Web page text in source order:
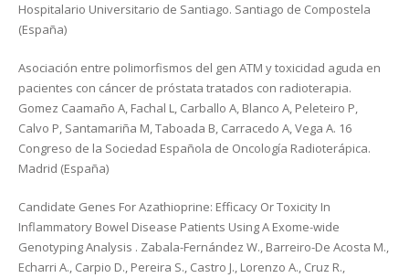
Hospitalario Universitario de Santiago. Santiago de Compostela
(España)
Asociación entre polimorfismos del gen ATM y toxicidad aguda en
pacientes con cáncer de próstata tratados con radioterapia.
Gomez Caamaño A, Fachal L, Carballo A, Blanco A, Peleteiro P,
Calvo P, Santamariña M, Taboada B, Carracedo A, Vega A. 16
Congreso de la Sociedad Española de Oncología Radioterápica.
Madrid (España)
Candidate Genes For Azathioprine: Efficacy Or Toxicity In
Inflammatory Bowel Disease Patients Using A Exome-wide
Genotyping Analysis . Zabala-Fernández W., Barreiro-De Acosta M.,
Echarri A., Carpio D., Pereira S., Castro J., Lorenzo A., Cruz R.,